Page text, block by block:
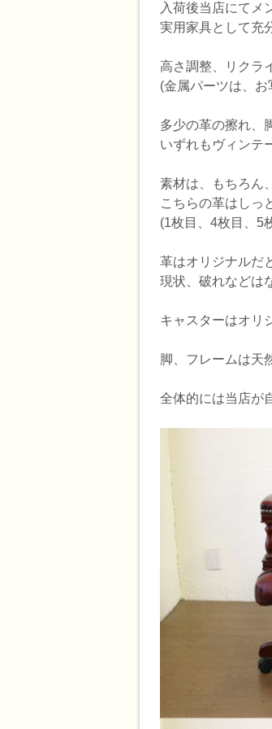
入荷後当店にてメ
実用家具として充
高さ調整、リクラ
(金属パーツは、
多少の革の擦れ、
いずれもヴィンテ
素材は、もちろん
こちらの革はしっ
(1枚目、4枚目、5
革はオリジナルだ
現状、破れなどは
キャスターはオリ
脚、フレームは天
全体的には当店が